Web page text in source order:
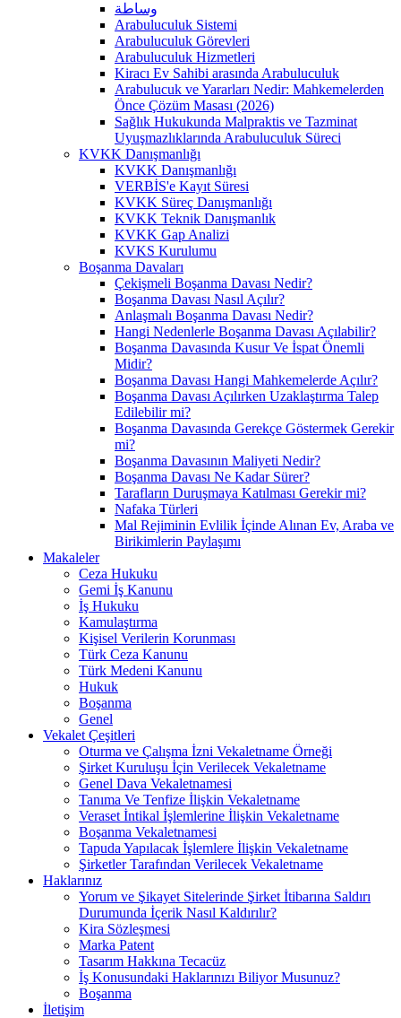
وساطة
Arabuluculuk Sistemi
Arabuluculuk Görevleri
Arabuluculuk Hizmetleri
Kiracı Ev Sahibi arasında Arabuluculuk
Arabulucuk ve Yararları Nedir: Mahkemelerden
Önce Çözüm Masası (2026)
Sağlık Hukukunda Malpraktis ve Tazminat
Uyuşmazlıklarında Arabuluculuk Süreci
KVKK Danışmanlığı
KVKK Danışmanlığı
VERBİS'e Kayıt Süresi
KVKK Süreç Danışmanlığı
KVKK Teknik Danışmanlık
KVKK Gap Analizi
KVKS Kurulumu
Boşanma Davaları
Çekişmeli Boşanma Davası Nedir?
Boşanma Davası Nasıl Açılır?
Anlaşmalı Boşanma Davası Nedir?
Hangi Nedenlerle Boşanma Davası Açılabilir?
Boşanma Davasında Kusur Ve İspat Önemli
Midir?
Boşanma Davası Hangi Mahkemelerde Açılır?
Boşanma Davası Açılırken Uzaklaştırma Talep
Edilebilir mi?
Boşanma Davasında Gerekçe Göstermek Gerekir
mi?
Boşanma Davasının Maliyeti Nedir?
Boşanma Davası Ne Kadar Sürer?
Tarafların Duruşmaya Katılması Gerekir mi?
Nafaka Türleri
Mal Rejiminin Evlilik İçinde Alınan Ev, Araba ve
Birikimlerin Paylaşımı
Makaleler
Ceza Hukuku
Gemi İş Kanunu
İş Hukuku
Kamulaştırma
Kişisel Verilerin Korunması
Türk Ceza Kanunu
Türk Medeni Kanunu
Hukuk
Boşanma
Genel
Vekalet Çeşitleri
Oturma ve Çalışma İzni Vekaletname Örneği
Şirket Kuruluşu İçin Verilecek Vekaletname
Genel Dava Vekaletnamesi
Tanıma Ve Tenfize İlişkin Vekaletname
Veraset İntikal İşlemlerine İlişkin Vekaletname
Boşanma Vekaletnamesi
Tapuda Yapılacak İşlemlere İlişkin Vekaletname
Şirketler Tarafından Verilecek Vekaletname
Haklarınız
Yorum ve Şikayet Sitelerinde Şirket İtibarına Saldırı
Durumunda İçerik Nasıl Kaldırılır?
Kira Sözleşmesi
Marka Patent
Tasarım Hakkına Tecacüz
İş Konusundaki Haklarınızı Biliyor Musunuz?
Boşanma
İletişim